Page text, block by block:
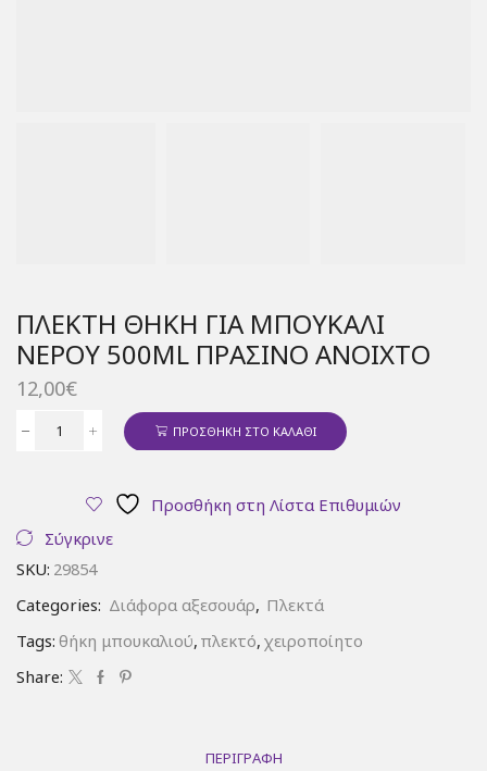
ΠΛΕΚΤΉ ΘΉΚΗ ΓΙΑ ΜΠΟΥΚΆΛΙ
ΝΕΡΟΎ 500ML ΠΡΆΣΙΝΟ ΑΝΟΙΧΤΌ
12,00€
Πλεκτή
μπουκάλι
500ml
πράσινο
ποσότητα
ΠΡΟΣΘΉΚΗ ΣΤΟ ΚΑΛΆΘΙ
Προσθήκη στη Λίστα Επιθυμιών
Σύγκρινε
SKU: 29854
Categories: Διάφορα αξεσουάρ, Πλεκτά
Tags: θήκη μπουκαλιού, πλεκτό, χειροποίητο
Share:
ΠΕΡΙΓΡΑΦΉ